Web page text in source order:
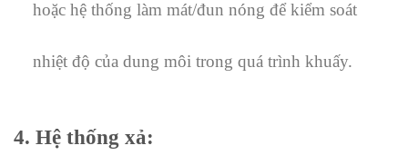
hoặc hệ thống làm mát/đun nóng để kiểm soát
nhiệt độ của dung môi trong quá trình khuấy.
4. Hệ thống xả: